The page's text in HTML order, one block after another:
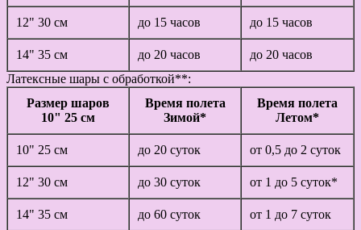
12" 30 см до 15 часов до 15 часов
14" 35 см до 20 часов
до 20 часов
Латексные шары с обработкой**:
Размер шаров
10" 25 см
Время полета
Зимой*
Время полета
Летом*
10" 25 см до 20 суток от 0,5 до 2 суток
12" 30 см до 30 суток от 1 до 5 суток*
14" 35 см до 60 суток
от 1 до 7 суток